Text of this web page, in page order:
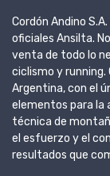
Cordón Andino
oficiales Ansilta.
venta de todo lo
ciclismo y running.
Argentina, con el
elementos para la
técnica de
el esfuerzo y el
resultados que